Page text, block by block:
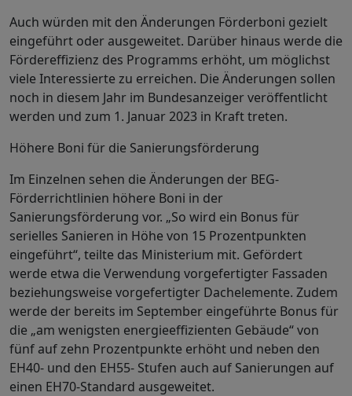
Auch würden mit den Änderungen Förderboni gezielt
eingeführt oder ausgeweitet. Darüber hinaus werde die
Fördereffizienz des Programms erhöht, um möglichst
viele Interessierte zu erreichen. Die Änderungen sollen
noch in diesem Jahr im Bundesanzeiger veröffentlicht
werden und zum 1. Januar 2023 in Kraft treten.
Höhere Boni für die Sanierungsförderung
Im Einzelnen sehen die Änderungen der BEG-
Förderrichtlinien höhere Boni in der
Sanierungsförderung vor. „So wird ein Bonus für
serielles Sanieren in Höhe von 15 Prozentpunkten
eingeführt“, teilte das Ministerium mit. Gefördert
werde etwa die Verwendung vorgefertigter Fassaden
beziehungsweise vorgefertigter Dachelemente. Zudem
werde der bereits im September eingeführte Bonus für
die „am wenigsten energieeffizienten Gebäude“ von
fünf auf zehn Prozentpunkte erhöht und neben den
EH40- und den EH55- Stufen auch auf Sanierungen auf
einen EH70-Standard ausgeweitet.